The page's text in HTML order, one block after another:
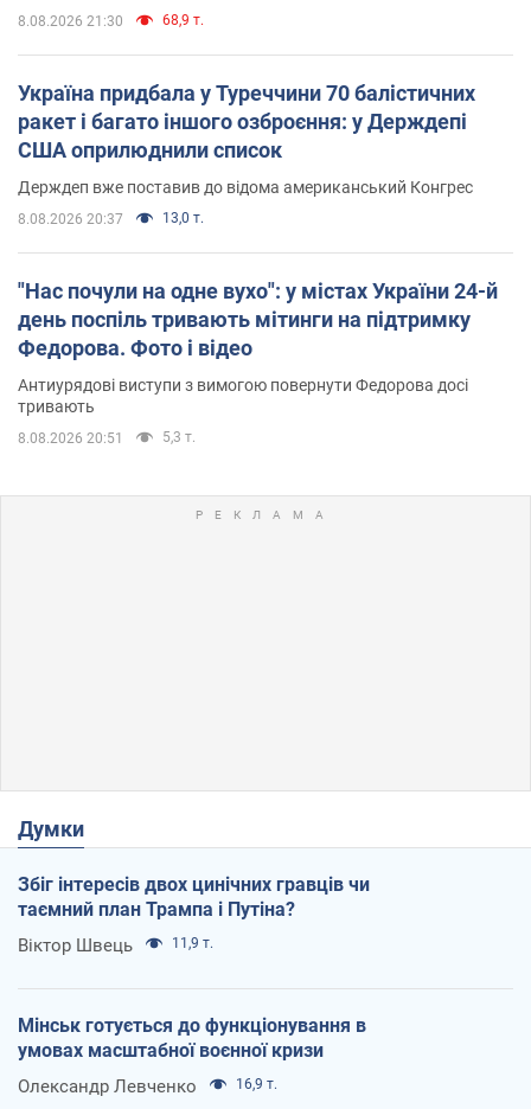
8.08.2026 21:30 68,9 т.
Україна придбала у Туреччини 70 балістичних
ракет і багато іншого озброєння: у Держдепі
США оприлюднили список
Держдеп вже поставив до відома американський Конгрес
8.08.2026 20:37 13,0 т.
"Нас почули на одне вухо": у містах України 24-й
день поспіль тривають мітинги на підтримку
Федорова. Фото і відео
Антиурядові виступи з вимогою повернути Федорова досі
тривають
8.08.2026 20:51 5,3 т.
Думки
Збіг інтересів двох цинічних гравців чи
таємний план Трампа і Путіна?
Віктор Швець 11,9 т.
Мінськ готується до функціонування в
умовах масштабної воєнної кризи
Олександр Левченко 16,9 т.